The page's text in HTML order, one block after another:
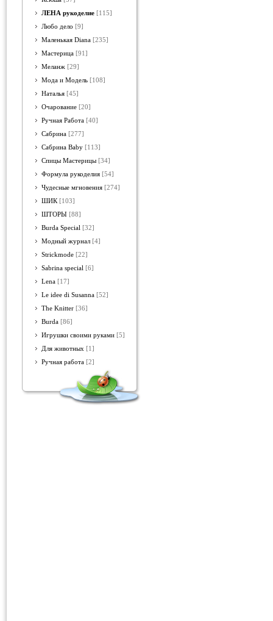
ЛЕНА рукоделие [115]
Любо дело [9]
Маленькая Diana [235]
Мастерица [91]
Меланж [29]
Мода и Модель [108]
Наталья [45]
Очарование [20]
Ручная Работа [40]
Сабрина [277]
Сабрина Baby [113]
Спицы Мастерицы [34]
Формула рукоделия [54]
Чудесные мгновения [274]
ШИК [103]
ШТОРЫ [88]
Burda Special [32]
Модный журнал [4]
Strickmode [22]
Sabrina special [6]
Lena [17]
Le idee di Susanna [52]
The Knitter [36]
Burda [86]
Игрушки своими руками [5]
Для животных [1]
Ручная работа [2]